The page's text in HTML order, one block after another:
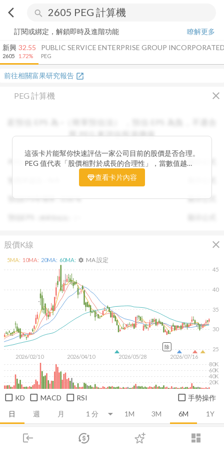
arrow_back_ios search
login dashboard
市場 登入
訂閱或綁定，解鎖即時及進階功能
瞭解更多
新興
2605
32.55
1.72%
PUBLIC SERVICE ENTERPRISE GROUP
PEG
前往相關富果研究報告 open_in_new
PEG 計算機 close
用 PEG 來評估投資價值
PEG :N/A
預估EPS年增率 :0.00% 顯示公式
這張卡片能幫你快速評估一家公司目前的股價是否合理。
PEG 值代表「股價相對於成長的合理性」，當數值越
低，通常表示股票價格尚未充分反映公司未來的獲利成長
潛力，具備投資吸引力。 卡片同時顯示預估 EPS、年增
查看卡片內容
股價K線 close
日 週 月 1M 3M 6M 1Y
2026/02/10 2026/04/10 2026/05/28 2026/07/16
25
30
35
40
45
20K
40K
60K
80K
5MA: 10MA: 20MA: 60MA: settings MA 設定
除
KD MACD RSI 手勢操作
推薦卡片 技術面 消息面 財務報